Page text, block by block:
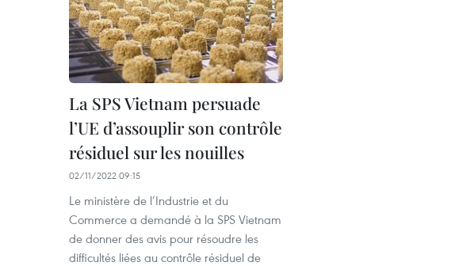
La SPS Vietnam persuade
l’UE d’assouplir son contrôle
résiduel sur les nouilles
02/11/2022 09:15
Le ministère de l’Industrie et du
Commerce a demandé à la SPS Vietnam
de donner des avis pour résoudre les
difficultés liées au contrôle résiduel de